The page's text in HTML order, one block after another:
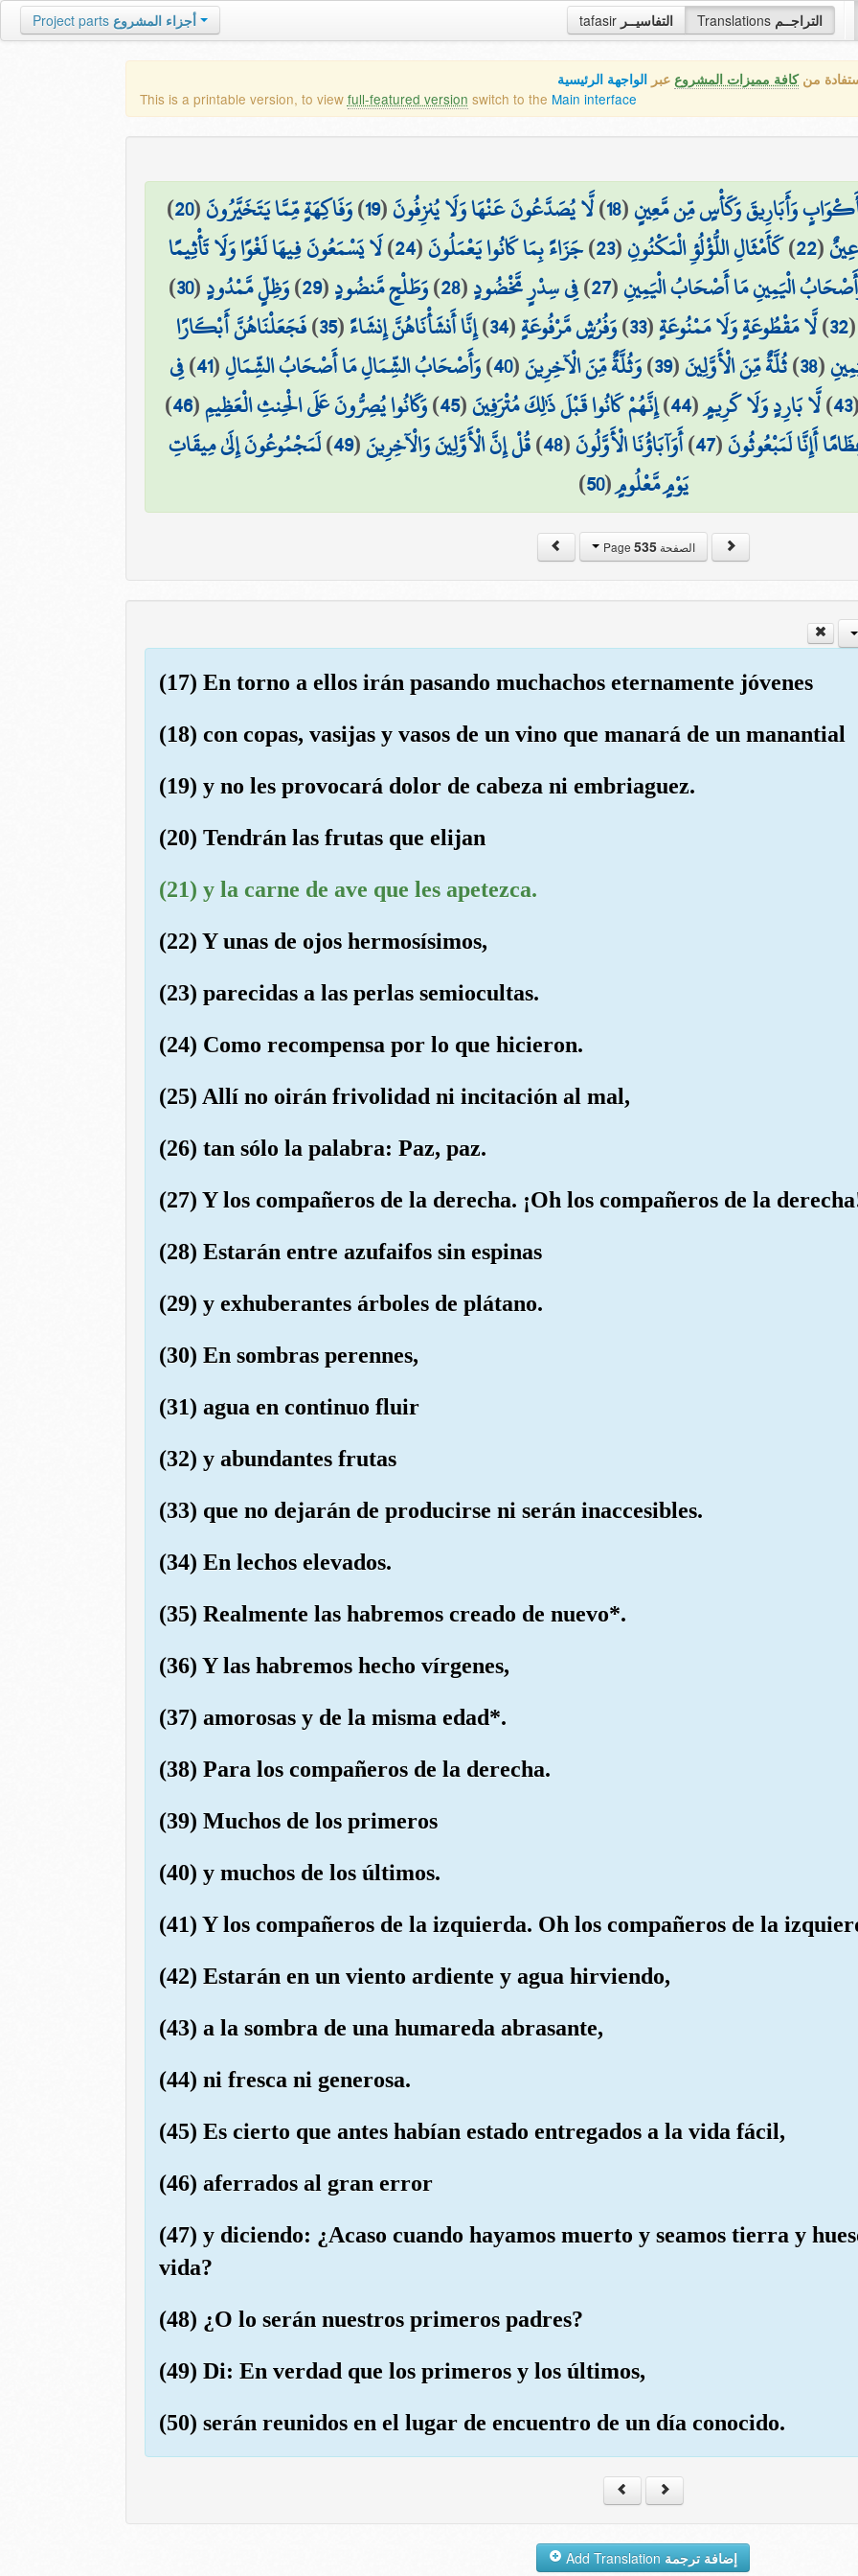
tafasir التفاسيــر Translations التراجــم Project parts أجزاء المشروع
منكافة مميزات المشروع عبر الواجهة الرئيسية
This is a printable version, to view full-featured version switch to the Main interface
وَأَبَارِيقَ وَكَأْسٍ مِّن مَّعِينٍ(
18
)لَّا يُصَدَّعُونَ عَنْهَا وَلَا يُنزِفُونَ(
19
)وَفَاكِهَةٍ مِّمَّا يَتَخَيَّرُونَ(
20
)
(
22
)كَأَمْثَالِ اللُّؤْلُؤِ الْمَكْنُونِ(
23
)جَزَاءً بِمَا كَانُوا يَعْمَلُونَ(
24
)لَا يَسْمَعُونَ فِيهَا لَغْوًا وَلَا تَأْثِيمًا
الْيَمِينِ مَا أَصْحَابُ الْيَمِينِ(
27
)فِي سِدْرٍ مَّخْضُودٍ(
28
)وَطَلْحٍ مَّنضُودٍ(
29
)وَظِلٍّ مَّمْدُودٍ(
30
)
32
)لَّا مَقْطُوعَةٍ وَلَا مَمْنُوعَةٍ(
33
)وَفُرُشٍ مَّرْفُوعَةٍ(
34
)إِنَّا أَنشَأْنَاهُنَّ إِنشَاءً(
35
)فَجَعَلْنَاهُنَّ أَبْكَارًا
(
38
)ثُلَّةٌ مِّنَ الْأَوَّلِينَ(
39
)وَثُلَّةٌ مِّنَ الْآخِرِينَ(
40
)وَأَصْحَابُ الشِّمَالِ مَا أَصْحَابُ الشِّمَالِ(
41
)فِي
43
)لَّا بَارِدٍ وَلَا كَرِيمٍ(
44
)إِنَّهُمْ كَانُوا قَبْلَ ذَٰلِكَ مُتْرَفِينَ(
45
)وَكَانُوا يُصِرُّونَ عَلَى الْحِنثِ الْعَظِيمِ(
46
)
أَإِنَّا لَمَبْعُوثُونَ(
47
)أَوَآبَاؤُنَا الْأَوَّلُونَ(
48
)قُلْ إِنَّ الْأَوَّلِينَ وَالْآخِرِينَ(
49
)لَمَجْمُوعُونَ إِلَىٰ مِيقَاتِ
يَوْمٍ مَّعْلُومٍ(
50
)
الصفحة Page535
(17) En torno a ellos irán pasando muchachos eternamente jóvenes
(18) con copas, vasijas y vasos de un vino que manará de un manantial
(19) y no les provocará dolor de cabeza ni embriaguez.
(20) Tendrán las frutas que elijan
(21) y la carne de ave que les apetezca.
(22) Y unas de ojos hermosísimos,
(23) parecidas a las perlas semiocultas.
(24) Como recompensa por lo que hicieron.
(25) Allí no oirán frivolidad ni incitación al mal,
(26) tan sólo la palabra: Paz, paz.
(27) Y los compañeros de la derecha. ¡Oh los compañeros de la
(28) Estarán entre azufaifos sin espinas
(29) y exhuberantes árboles de plátano.
(30) En sombras perennes,
(31) agua en continuo fluir
(32) y abundantes frutas
(33) que no dejarán de producirse ni serán inaccesibles.
(34) En lechos elevados.
(35) Realmente las habremos creado de nuevo*.
(36) Y las habremos hecho vírgenes,
(37) amorosas y de la misma edad*.
(38) Para los compañeros de la derecha.
(39) Muchos de los primeros
(40) y muchos de los últimos.
(41) Y los compañeros de la izquierda. Oh los compañeros de la
(42) Estarán en un viento ardiente y agua hirviendo,
(43) a la sombra de una humareda abrasante,
(44) ni fresca ni generosa.
(45) Es cierto que antes habían estado entregados a la vida fácil,
(46) aferrados al gran error
(47) y diciendo: ¿Acaso cuando hayamos muerto y seamos tierra y
vida?
(48) ¿O lo serán nuestros primeros padres?
(49) Di: En verdad que los primeros y los últimos,
(50) serán reunidos en el lugar de encuentro de un día conocido.
إضافة ترجمة